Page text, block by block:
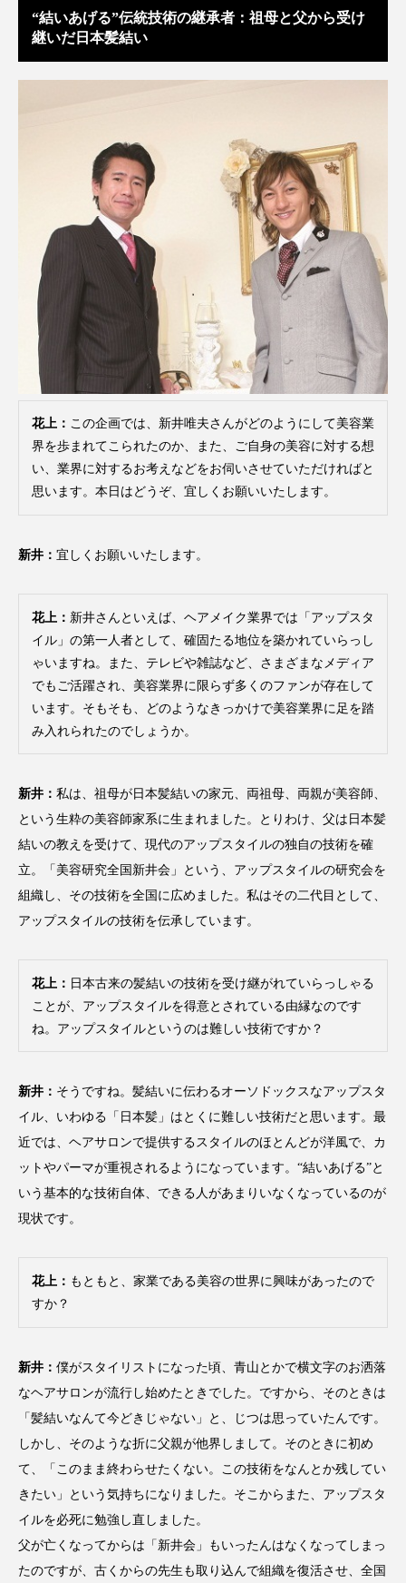
インタビュー インナービューティー 冷え
インナービューティーアワード2025受賞商品
ウェルビーイング エイジングケア
エクソソーム オーガニック オゾン
カウンセラー カウンセリング
カカイオイル キーワード
クルエルティフリー クレンジング
クローズアップ ケーススタディ
コネクテッド・ビューティ コミュニケーション
コルチゾール サステナビリティ
サロン経営 サロン連略 シャネル
スカルプ クレンジング 頻度 スカルプケア
スキンケア スキンケア 習慣
スマートウォッチ スマートパッチ
スマートリング セーフプレイス セラミド
セラミド保湿 セルフケア
ソーシャルウェルネス ソーシャルコマース
タンパク質 ディープクレンジング
パーソナライズ バーチャルメイク
パーフェクト株式会社 バイオハッキング
バクチオール バリア機能 ハロウィ
ハロウィン翌日 肌リセット ヒアルロン酸
ビジネスモデル ビタミンC誘導体 ファシア
ファスティング フィトレチノール
プチ断食 ブルーオーシャン
フレグランス 冬 プロンプト ヘアケア
“結いあげる”伝統技術の継承者：祖母と父から受け
継いだ日本髪結い
花上： この企画では、新井唯夫さんがどのようにして美容業
界を歩まれてこられたのか、また、ご自身の美容に対する想
い、業界に対するお考えなどをお伺いさせていただければと
思います。本日はどうぞ、宜しくお願いいたします。
新井： 宜しくお願いいたします。
花上： 新井さんといえば、ヘアメイク業界では「アップスタ
イル」の第一人者として、確固たる地位を築かれていらっし
ゃいますね。また、テレビや雑誌など、さまざまなメディア
でもご活躍され、美容業界に限らず多くのファンが存在して
います。そもそも、どのようなきっかけで美容業界に足を踏
み入れられたのでしょうか。
新井： 私は、祖母が日本髪結いの家元、両祖母、両親が美容師、
という生粋の美容師家系に生まれました。とりわけ、父は日本髪
結いの教えを受けて、現代のアップスタイルの独自の技術を確
立。「美容研究全国新井会」という、アップスタイルの研究会を
組織し、その技術を全国に広めました。私はその二代目として、
アップスタイルの技術を伝承しています。
花上： 日本古来の髪結いの技術を受け継がれていらっしゃる
ことが、アップスタイルを得意とされている由縁なのです
ね。アップスタイルというのは難しい技術ですか？
新井： そうですね。髪結いに伝わるオーソドックスなアップスタ
イル、いわゆる「日本髪」はとくに難しい技術だと思います。最
近では、ヘアサロンで提供するスタイルのほとんどが洋風で、カ
ットやパーマが重視されるようになっています。“結いあげる”と
いう基本的な技術自体、できる人があまりいなくなっているのが
現状です。
花上： もともと、家業である美容の世界に興味があったので
すか？
新井： 僕がスタイリストになった頃、青山とかで横文字のお洒落
なヘアサロンが流行し始めたときでした。ですから、そのときは
「髪結いなんて今どきじゃない」と、じつは思っていたんです。
しかし、そのような折に父親が他界しまして。そのときに初め
て、「このまま終わらせたくない。この技術をなんとか残してい
きたい」という気持ちになりました。そこからまた、アップスタ
イルを必死に勉強し直しました。
父が亡くなってからは「新井会」もいったんはなくなってしまっ
たのですが、古くからの先生も取り込んで組織を復活させ、全国